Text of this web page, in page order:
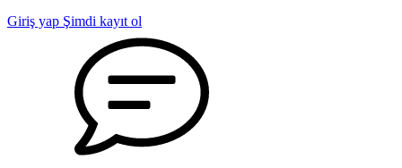
Giriş yap Şimdi kayıt ol